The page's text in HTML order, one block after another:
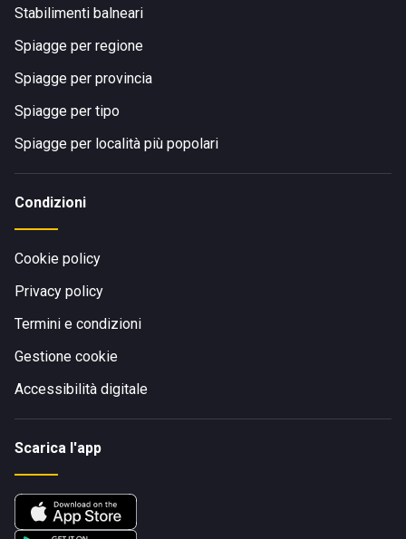
Stabilimenti balneari
Spiagge per regione
Spiagge per provincia
Spiagge per tipo
Spiagge per località più popolari
Condizioni
Cookie policy
Privacy policy
Termini e condizioni
Gestione cookie
Accessibilità digitale
Scarica l'app